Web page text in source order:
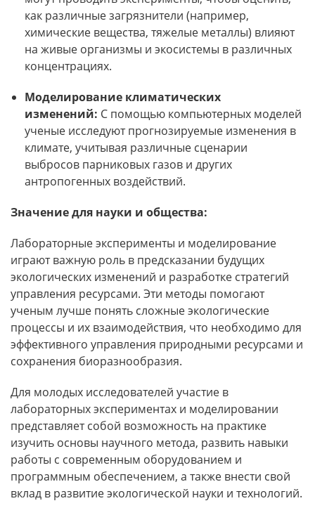
как различные загрязнители (например,
химические вещества, тяжелые металлы) влияют
на живые организмы и экосистемы в различных
концентрациях.
Моделирование климатических
изменений: С помощью компьютерных моделей
ученые исследуют прогнозируемые изменения в
климате, учитывая различные сценарии
выбросов парниковых газов и других
антропогенных воздействий.
Значение для науки и общества:
Лабораторные эксперименты и моделирование
играют важную роль в предсказании будущих
экологических изменений и разработке стратегий
управления ресурсами. Эти методы помогают
ученым лучше понять сложные экологические
процессы и их взаимодействия, что необходимо для
эффективного управления природными ресурсами и
сохранения биоразнообразия.
Для молодых исследователей участие в
лабораторных экспериментах и моделировании
представляет собой возможность на практике
изучить основы научного метода, развить навыки
работы с современным оборудованием и
программным обеспечением, а также внести свой
вклад в развитие экологической науки и технологий.